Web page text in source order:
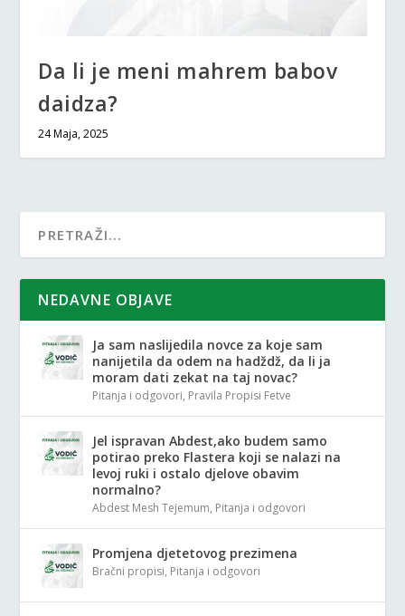
Da li je meni mahrem babov
daidza?
24 Maja, 2025
NEDAVNE OBJAVE
Ja sam naslijedila novce za koje sam
nanijetila da odem na hadždž, da li ja
moram dati zekat na taj novac?
Pitanja i odgovori, Pravila Propisi Fetve
Jel ispravan Abdest,ako budem samo
potirao preko Flastera koji se nalazi na
levoj ruki i ostalo djelove obavim
normalno?
Abdest Mesh Tejemum, Pitanja i odgovori
Promjena djetetovog prezimena
Bračni propisi, Pitanja i odgovori